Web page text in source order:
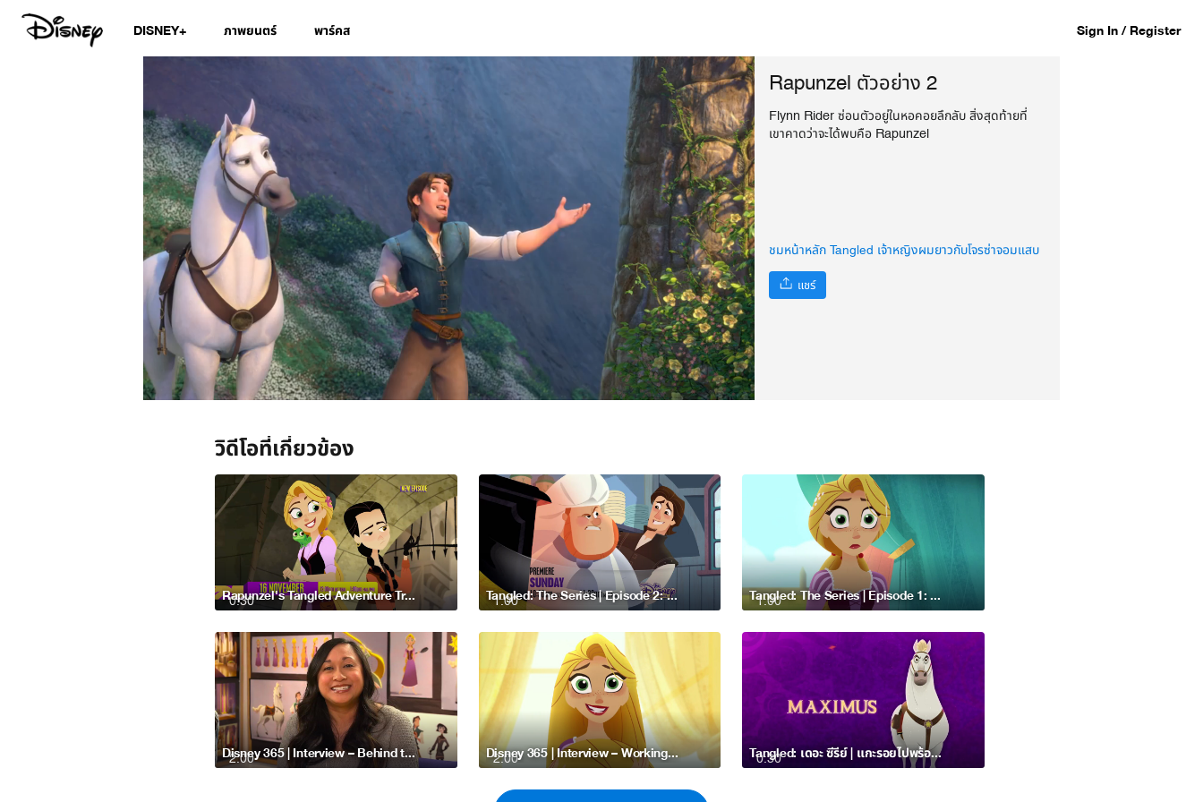
DISNEY+ ภาพยนตร์ พาร์คส Sign In / Register
/
Rapunzel ตัวอย่าง 2
Flynn Rider ซ่อนตัวอยู่ในหอคอยลึกลับ สิ่งสุดท้ายที่
เขาคาดว่าจะได้พบคือ Rapunzel
ชมหน้าหลัก Tangled เจ้าหญิงผมยาวกับโจรซ่าจอมแสบ
แชร์
วิดีโอที่เกี่ยวข้อง
0:30 Rapunzel's Tangled Adventure Trailer 1:00 Tangled: The Series | Episode 2: Eugene’s Job Hunt – Disney Channel Asia 1:00 Tangled: The Series | Episode 1: The Meaning of Boo? - Disney Channel Asia
2:00 Disney 365 | Interview – Behind the Scenes of Tangled: The Series – Disney Channel Asia 2:00 Disney 365 | Interview – Working with Rapunzel in Tangled: The Series – Disney Channel Asia 0:30 Tangled: เดอะ ซีรีย์ | แกะรอยไปพร้อมกับแม็กซิมัส – ดิสนีย์ แชนแนล เอเชีย